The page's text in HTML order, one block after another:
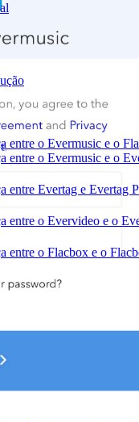
entre o Evermusic e o
entre o Evermusic e o
entre Evertag e Evertag
entre o Evervideo e o
entre o Flacbox e o